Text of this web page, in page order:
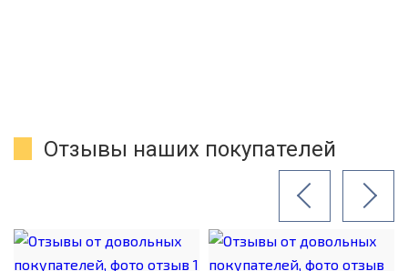
Отзывы наших покупателей